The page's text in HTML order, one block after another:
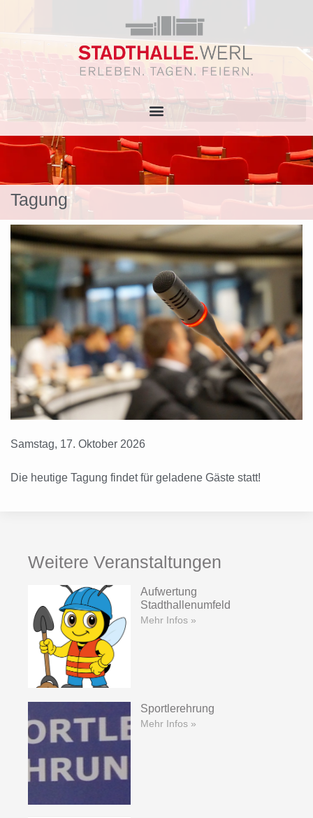
Tagung
Samstag, 17. Oktober 2026
Die heutige Tagung findet für geladene Gäste statt!
Weitere Veranstaltungen
Aufwertung
Stadthallenumfeld
Mehr Infos »
Sportlerehrung
Mehr Infos »